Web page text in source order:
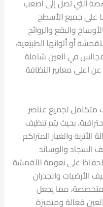
التي تصل إلى أصعب
على جميع الأسطح
والبقع والروائح
أو ألوانها الطبيعية،
في العين شاملة
أعلى معايير النظافة
متكامل لجميع عناصر
بحيث يتم تنظيف
والغبار المتراكم
السجاد والوسائد
على نعومة الأقمشة
الأرضيات والجدران
متخصصة، مما يجعل
فعالة ومتميزة